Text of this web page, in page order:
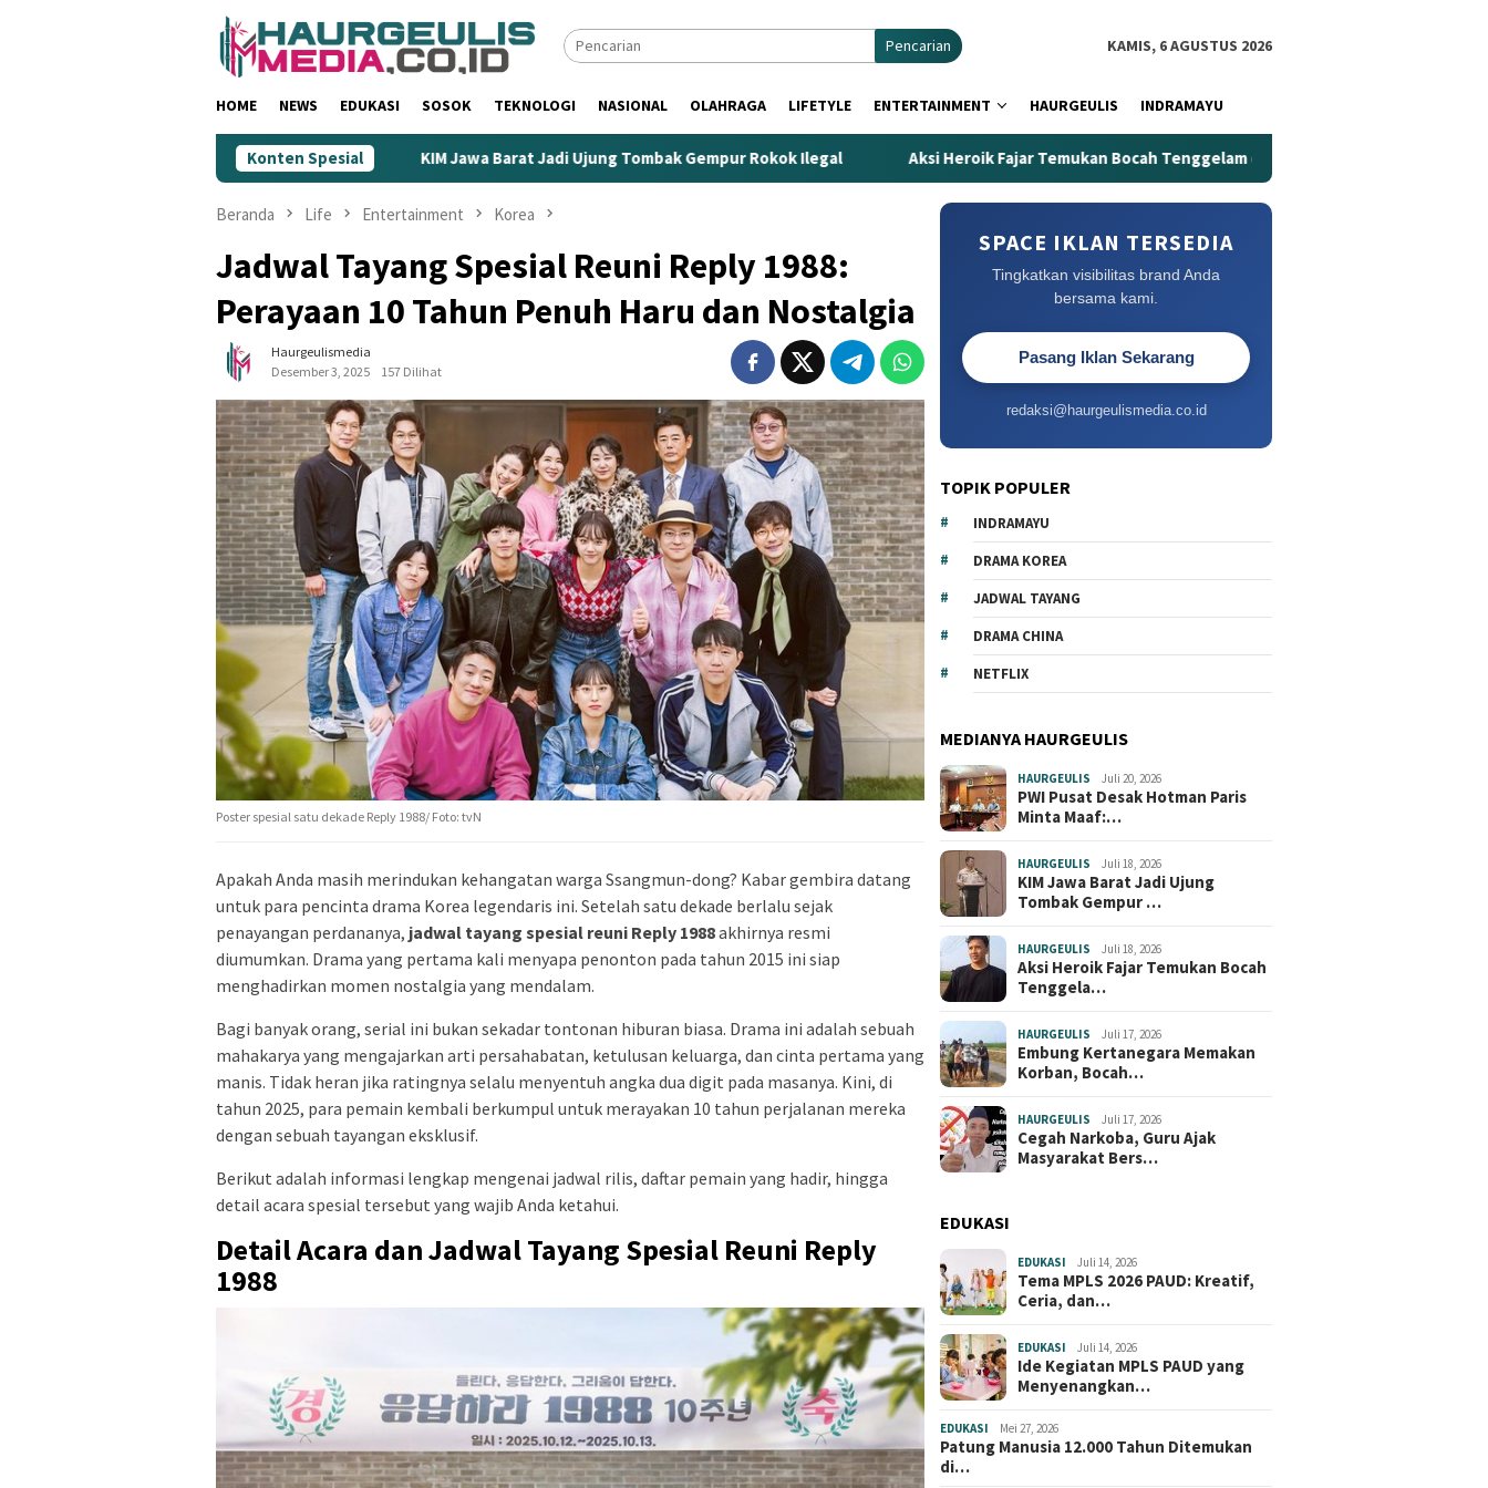
Pencarian KAMIS, 6 AGUSTUS 2026
HOME NEWS EDUKASI SOSOK TEKNOLOGI NASIONAL OLAHRAGA LIFETYLE ENTERTAINMENT HAURGEULIS INDRAMAYU
Konten Spesial
KIM Jawa Barat Jadi Ujung Tombak Gempur Rokok Ilegal Aksi Heroik Fajar Temukan Bocah Tenggelam di Embung Kertanegara
Beranda Life Entertainment Korea
Jadwal Tayang Spesial Reuni Reply 1988:
Perayaan 10 Tahun Penuh Haru dan Nostalgia
Haurgeulismedia
Desember 3, 2025
157 Dilihat
Poster spesial satu dekade Reply 1988/ Foto: tvN
Apakah Anda masih merindukan kehangatan warga Ssangmun-dong? Kabar gembira datang
untuk para pencinta drama Korea legendaris ini. Setelah satu dekade berlalu sejak
penayangan perdananya, jadwal tayang spesial reuni Reply 1988akhirnya resmi
diumumkan. Drama yang pertama kali menyapa penonton pada tahun 2015 ini siap
menghadirkan momen nostalgia yang mendalam.
Bagi banyak orang, serial ini bukan sekadar tontonan hiburan biasa. Drama ini adalah sebuah
mahakarya yang mengajarkan arti persahabatan, ketulusan keluarga, dan cinta pertama yang
manis. Tidak heran jika ratingnya selalu menyentuh angka dua digit pada masanya. Kini, di
tahun 2025, para pemain kembali berkumpul untuk merayakan 10 tahun perjalanan mereka
dengan sebuah tayangan eksklusif.
Berikut adalah informasi lengkap mengenai jadwal rilis, daftar pemain yang hadir, hingga
detail acara spesial tersebut yang wajib Anda ketahui.
Detail Acara dan Jadwal Tayang Spesial Reuni Reply
1988
SPACE IKLAN TERSEDIA
Tingkatkan visibilitas brand Anda
bersama kami.
Pasang Iklan Sekarang
redaksi@haurgeulismedia.co.id
TOPIK POPULER
INDRAMAYU
DRAMA KOREA
JADWAL TAYANG
DRAMA CHINA
NETFLIX
MEDIANYA HAURGEULIS
HAURGEULIS Juli 20, 2026
PWI Pusat Desak Hotman Paris
Minta Maaf:…
HAURGEULIS Juli 18, 2026
KIM Jawa Barat Jadi Ujung
Tombak Gempur …
HAURGEULIS Juli 18, 2026
Aksi Heroik Fajar Temukan Bocah
Tenggela…
HAURGEULIS Juli 17, 2026
Embung Kertanegara Memakan
Korban, Bocah…
HAURGEULIS Juli 17, 2026
Cegah Narkoba, Guru Ajak
Masyarakat Bers…
EDUKASI
EDUKASI Juli 14, 2026
Tema MPLS 2026 PAUD: Kreatif,
Ceria, dan…
EDUKASI Juli 14, 2026
Ide Kegiatan MPLS PAUD yang
Menyenangkan…
EDUKASI Mei 27, 2026
Patung Manusia 12.000 Tahun Ditemukan
di…